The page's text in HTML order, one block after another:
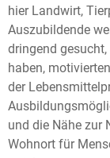
hier Landwirt,
Auszubildende
dringend
haben,
der
und die Nähe zur
Wohnort für